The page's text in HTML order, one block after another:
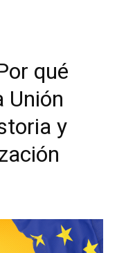
qué
Unión
y